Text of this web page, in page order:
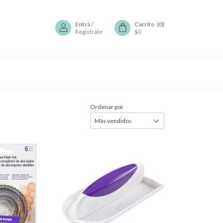
Entrá/
Registráte
Carrito (0)
$0
Ordenar por